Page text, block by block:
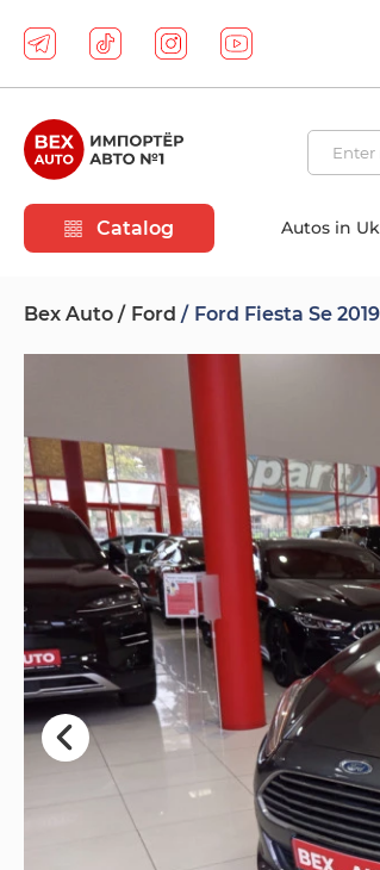
Catalog Autos in
Bex Auto Ford Ford Fiesta Se